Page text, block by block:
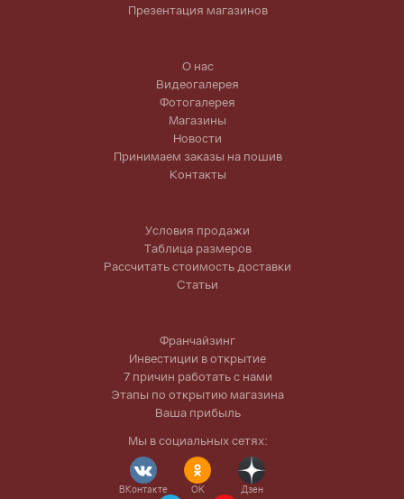
Презентация магазинов
О нас
Видеогалерея
Фотогалерея
Магазины
Новости
Принимаем заказы на пошив
Контакты
Условия продажи
Таблица размеров
Рассчитать стоимость доставки
Статьи
Франчайзинг
Инвестиции в открытие
7 причин работать с нами
Этапы по открытию магазина
Ваша прибыль
Мы в социальных сетях:
ВКонтакте OK Дзен